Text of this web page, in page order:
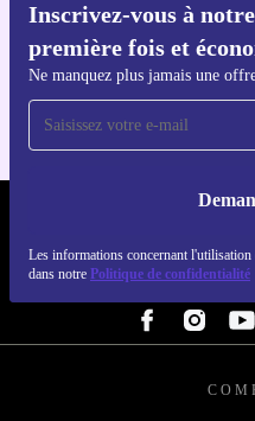
Inscrivez-vous à
première fois et
Ne manquez plus jamais une
Les informations concernant
dans notre Politique de confidentialité
Pour iOS et